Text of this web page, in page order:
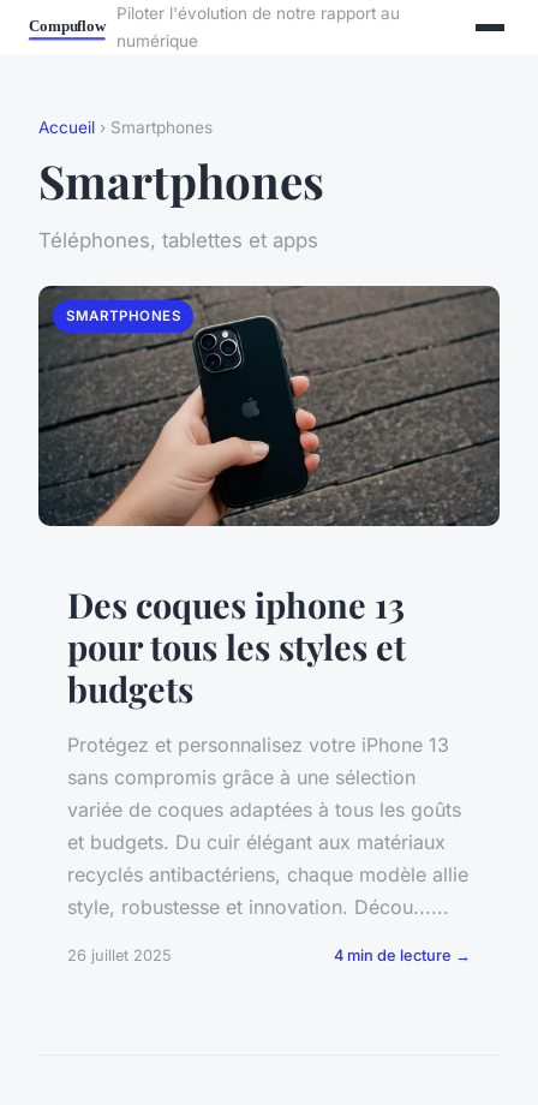
Piloter l'évolution de notre rapport au
numérique
Accueil › Smartphones
Smartphones
Téléphones, tablettes et apps
SMARTPHONES
Des coques iphone 13
pour tous les styles et
budgets
Protégez et personnalisez votre iPhone 13
sans compromis grâce à une sélection
variée de coques adaptées à tous les goûts
et budgets. Du cuir élégant aux matériaux
recyclés antibactériens, chaque modèle allie
style, robustesse et innovation. Décou......
26 juillet 2025 4 min de lecture →